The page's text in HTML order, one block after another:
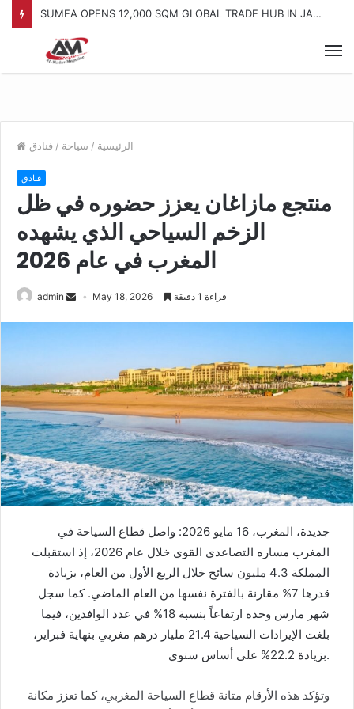
SUMEA OPENS 12,000 SQM GLOBAL TRADE HUB IN JAFZA
الرئيسية / سياحة / فنادق
فنادق
منتجع مازاغان يعزز حضوره في ظل
الزخم السياحي الذي يشهده
المغرب في عام 2026
admin May 18, 2026 قراءة 1 دقيقة
جديدة، المغرب، 16 مايو 2026: واصل قطاع السياحة في
المغرب مساره التصاعدي القوي خلال عام 2026، إذ استقبلت
المملكة 4.3 مليون سائح خلال الربع الأول من العام، بزيادة
قدرها 7% مقارنة بالفترة نفسها من العام الماضي. كما سجل
شهر مارس وحده ارتفاعاً بنسبة 18% في عدد الوافدين، فيما
بلغت الإيرادات السياحية 21.4 مليار درهم مغربي بنهاية فبراير،
بزيادة 22.2% على أساس سنوي.
وتؤكد هذه الأرقام متانة قطاع السياحة المغربي، كما تعزز مكانة